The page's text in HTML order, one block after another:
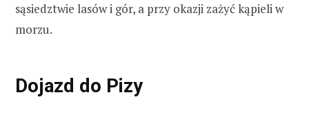
sąsiedztwie lasów i gór, a przy okazji zażyć kąpieli w
morzu.
Dojazd do Pizy